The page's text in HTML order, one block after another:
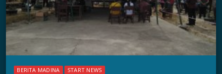
BERITA MADINA START NEWS